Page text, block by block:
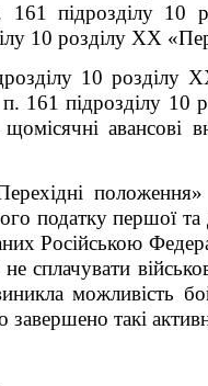
161
підрозділу 10
10 розділу XX
10 розділу
п. 161 підрозділу 10
авансові
податку першої
Російською
сплачувати
можливість
такі